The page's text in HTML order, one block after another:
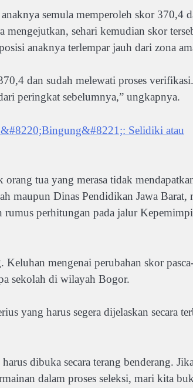
semula memperoleh skor 370,4
mengejutkan, sehari kemudian skor
anaknya terlempar jauh dari zona
dan sudah melewati proses
peringkat sebelumnya,” ungkapnya.
Selidiki atau
tua yang merasa tidak
maupun Dinas Pendidikan Jawa Barat,
rumus perhitungan pada jalur
mengenai perubahan skor
sekolah di wilayah Bogor.
yang harus segera dijelaskan secara
dibuka secara terang benderang.
dalam proses seleksi, mari kita